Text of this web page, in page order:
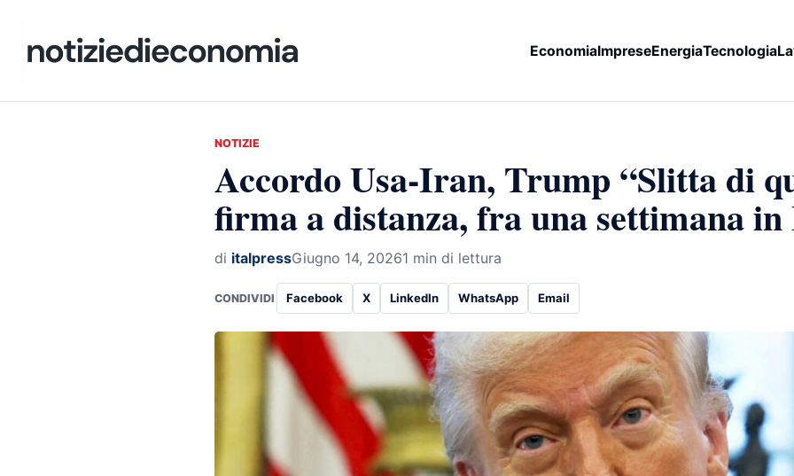
EconomiaImpreseEnergiaTecnologia
NOTIZIE
Accordo Usa-Iran, Trump “Slitta di
firma a distanza, fra una settimana
di italpressGiugno 14, 20261 min di lettura
CONDIVIDI Facebook X LinkedIn WhatsApp Email